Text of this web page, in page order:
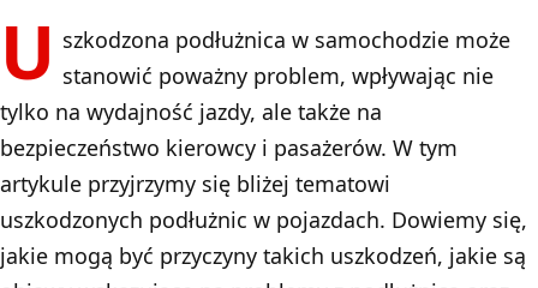
U szkodzona podłużnica w samochodzie może
stanowić poważny problem, wpływając nie
tylko na wydajność jazdy, ale także na
bezpieczeństwo kierowcy i pasażerów. W tym
artykule przyjrzymy się bliżej tematowi
uszkodzonych podłużnic w pojazdach. Dowiemy się,
jakie mogą być przyczyny takich uszkodzeń, jakie są